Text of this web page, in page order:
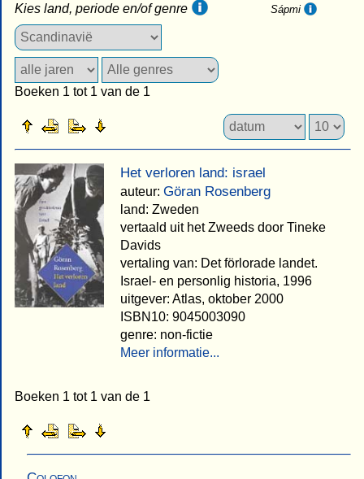
Sápmi
Kies land, periode en/of genre
Boeken 1 tot 1 van de 1
Het verloren land: israel
auteur: Göran Rosenberg
land: Zweden
vertaald uit het Zweeds door Tineke
Davids
vertaling van: Det förlorade landet.
Israel- en personlig historia, 1996
uitgever: Atlas, oktober 2000
ISBN10: 9045003090
genre: non-fictie
Meer informatie...
Boeken 1 tot 1 van de 1